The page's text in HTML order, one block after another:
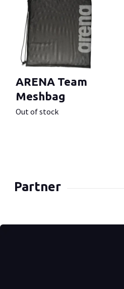
ARENA Team
Meshbag
Out of stock